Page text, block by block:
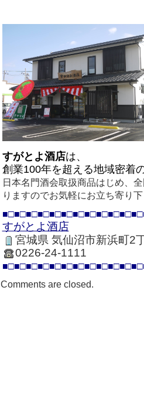
すがとよ酒店は、
創業100年を超える地域密着
日本名門酒会取扱商品はじめ、
りますのでお気軽にお立ち寄り
すがとよ酒店
宮城県 気仙沼市新浜町2
0226-24-1111
Comments are closed.